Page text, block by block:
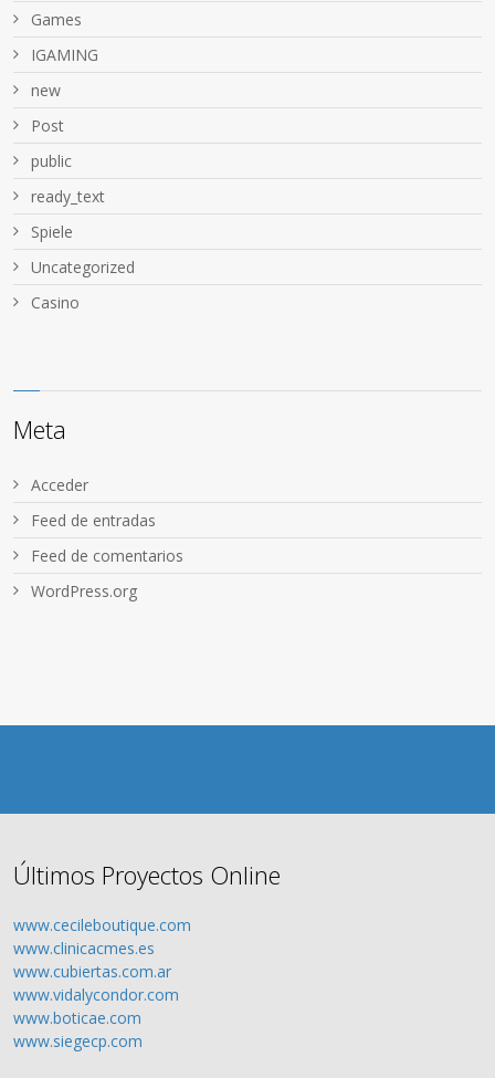
Games
IGAMING
new
Post
public
ready_text
Spiele
Uncategorized
Сasino
Meta
Acceder
Feed de entradas
Feed de comentarios
WordPress.org
Últimos Proyectos Online
www.cecileboutique.com
www.clinicacmes.es
www.cubiertas.com.ar
www.vidalycondor.com
www.boticae.com
www.siegecp.com